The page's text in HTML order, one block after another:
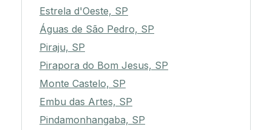
Estrela d'Oeste, SP
Águas de São Pedro, SP
Piraju, SP
Pirapora do Bom Jesus, SP
Monte Castelo, SP
Embu das Artes, SP
Pindamonhangaba, SP